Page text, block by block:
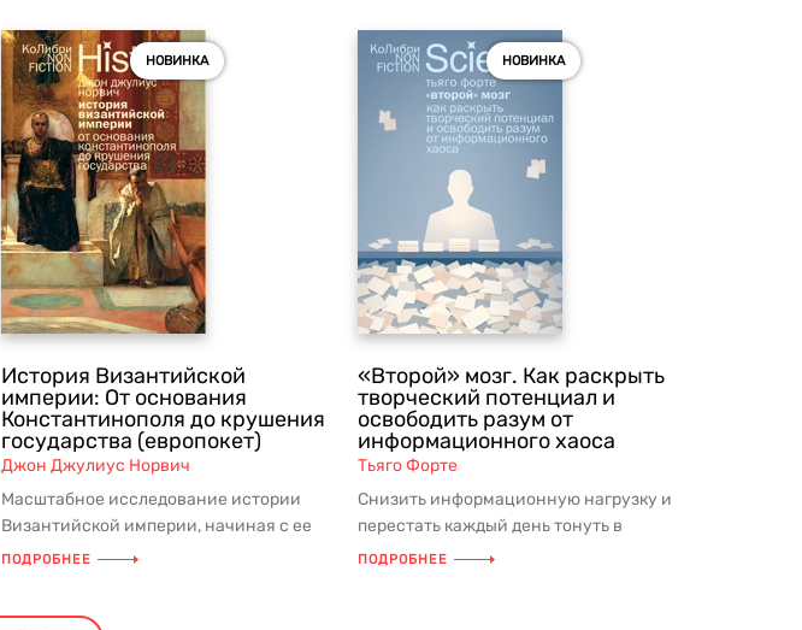
НОВИНКА
История Византийской
империи: От основания
Константинополя до крушения
государства (европокет)
Джон Джулиус Норвич
Масштабное исследование истории
Византийской империи, начиная с ее
первых дней и вплоть до трагическ...
ПОДРОБНЕЕ
НОВИНКА
«Второй» мозг. Как раскрыть
творческий потенциал и
освободить разум от
информационного хаоса
Тьяго Форте
Снизить информационную нагрузку и
перестать каждый день тонуть в
бесконечном потоке задач — легко! В...
ПОДРОБНЕЕ